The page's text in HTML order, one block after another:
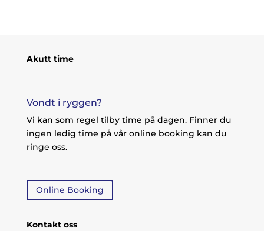
Akutt time
Vondt i ryggen?
Vi kan som regel tilby time på dagen. Finner du
ingen ledig time på vår online booking kan du
ringe oss.
Online Booking
Kontakt oss